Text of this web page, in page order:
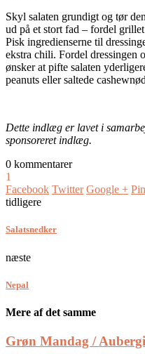
Skyl salaten grundigt og tør
ud på et stort fad – fordel
Pisk ingredienserne til
ekstra chili. Fordel dressingen
ønsker at pifte salaten
peanuts eller saltede
Dette indlæg er lavet i
sponsoreret indlæg.
0 kommentarer
1
Facebook Twitter Google +
tidligere
Salatsnedker
næste
Nepal
Mere af det samme
Grøn Mandag /